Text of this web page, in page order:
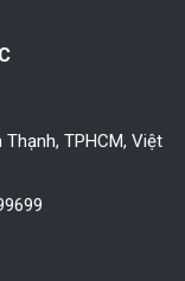
TPHCM, Việt